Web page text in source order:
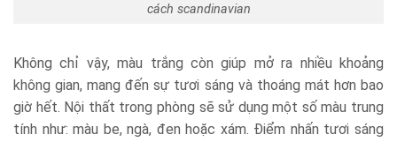
cách scandinavian
Không chỉ vậy, màu trắng còn giúp mở ra nhiều khoảng
không gian, mang đến sự tươi sáng và thoáng mát hơn bao
giờ hết. Nội thất trong phòng sẽ sử dụng một số màu trung
tính như: màu be, ngà, đen hoặc xám. Điểm nhấn tươi sáng